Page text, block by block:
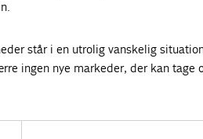
står i en utrolig vanskelig
ingen nye markeder, der kan tage